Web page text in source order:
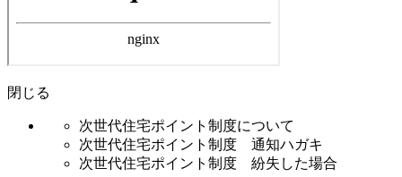
閉じる
次世代住宅ポイント制度について
次世代住宅ポイント制度 通知ハガキ
次世代住宅ポイント制度 紛失した場合